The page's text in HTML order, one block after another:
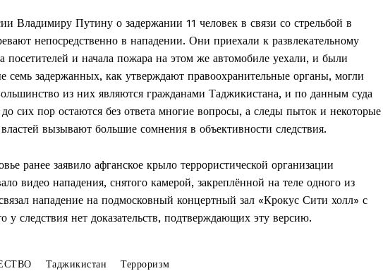
Владимиру Путину о задержании 11 человек в связи со стрельбой в
непосредственно в нападении. Они приехали к развлекательному
посетителей и начала пожара на этом же автомобиле уехали, и были
семь задержанных, как утверждают правоохранительные органы, могли
из них являются гражданами Таджикистана, и по данным суда
сих пор остаются без ответа многие вопросы, а следы пыток и некоторые
вызывают большие сомнения в объективности следствия.
ранее заявило афганское крыло террористической организации
видео нападения, снятого камерой, закреплённой на теле одного из
нападение на подмосковный концертный зал «Крокус Сити холл» с
у следствия нет доказательств, подтверждающих эту версию.
Таджикистан Терроризм